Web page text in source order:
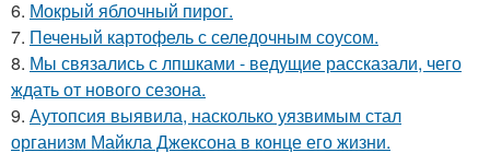
6. Мокрый яблочный пирог.
7. Печеный картофель с селедочным соусом.
8. Мы связались с лпшками - ведущие рассказали, чего
ждать от нового сезона.
9. Аутопсия выявила, насколько уязвимым стал
организм Майкла Джексона в конце его жизни.